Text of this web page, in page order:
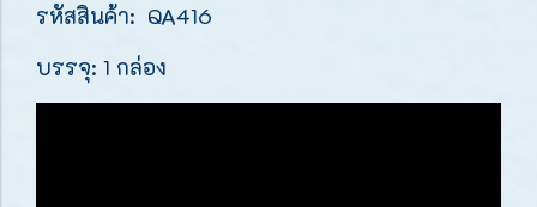
รหัสสินค้า: QA416
บรรจุ: 1 กล่อง